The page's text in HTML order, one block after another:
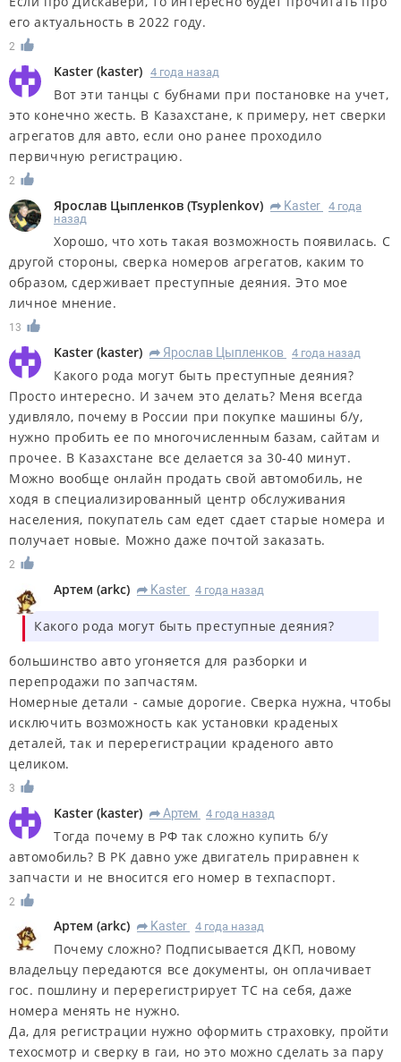
его актуальность в 2022 году.
2
Kaster (kaster) 4 года назад
Вот эти танцы с бубнами при постановке на учет,
это конечно жесть. В Казахстане, к примеру, нет сверки
агрегатов для авто, если оно ранее проходило
первичную регистрацию.
2
Ярослав Цыпленков (Tsyplenkov) R Kaster 4 года
назад
Хорошо, что хоть такая возможность появилась. С
другой стороны, сверка номеров агрегатов, каким то
образом, сдерживает преступные деяния. Это мое
личное мнение.
13
Kaster (kaster) R Ярослав Цыпленков 4 года назад
Какого рода могут быть преступные деяния?
Просто интересно. И зачем это делать? Меня всегда
удивляло, почему в России при покупке машины б/у,
нужно пробить ее по многочисленным базам, сайтам и
прочее. В Казахстане все делается за 30-40 минут.
Можно вообще онлайн продать свой автомобиль, не
ходя в специализированный центр обслуживания
населения, покупатель сам едет сдает старые номера и
получает новые. Можно даже почтой заказать.
2
Артем (arkc) R Kaster 4 года назад
Какого рода могут быть преступные деяния?
большинство авто угоняется для разборки и
перепродажи по запчастям.
Номерные детали - самые дорогие. Сверка нужна, чтобы
исключить возможность как установки краденых
деталей, так и перерегистрации краденого авто
целиком.
3
Kaster (kaster) R Артем 4 года назад
Тогда почему в РФ так сложно купить б/у
автомобиль? В РК давно уже двигатель приравнен к
запчасти и не вносится его номер в техпаспорт.
2
Артем (arkc) R Kaster 4 года назад
Почему сложно? Подписывается ДКП, новому
владельцу передаются все документы, он оплачивает
гос. пошлину и перерегистрирует ТС на себя, даже
номера менять не нужно.
Да, для регистрации нужно оформить страховку, пройти
техосмотр и сверку в гаи, но это можно сделать за пару